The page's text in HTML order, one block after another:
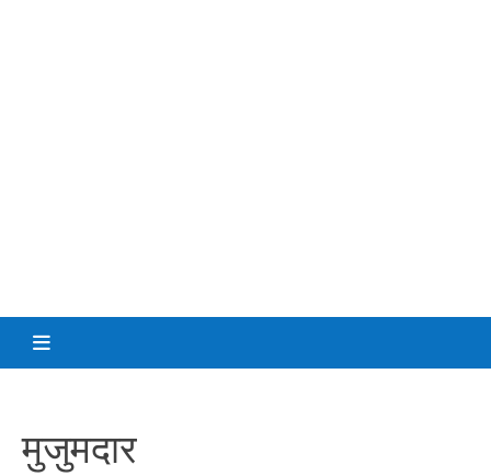
मुजुमदार